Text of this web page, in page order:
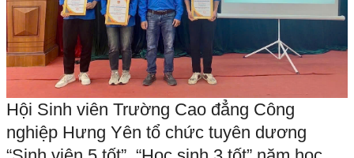
Hội Sinh viên Trường Cao đẳng Công
nghiệp Hưng Yên tổ chức tuyên dương